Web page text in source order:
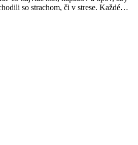
so strachom, či v strese. Každé…